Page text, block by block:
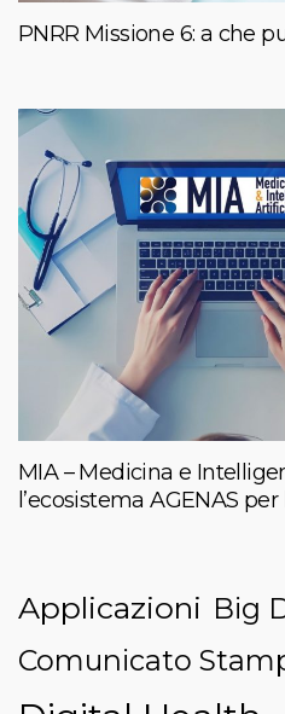
PNRR Missione 6: a che
MIA – Medicina e
l’ecosistema AGENAS
Applicazioni Big
Comunicato